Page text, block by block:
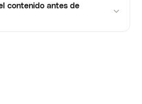
contenido antes de